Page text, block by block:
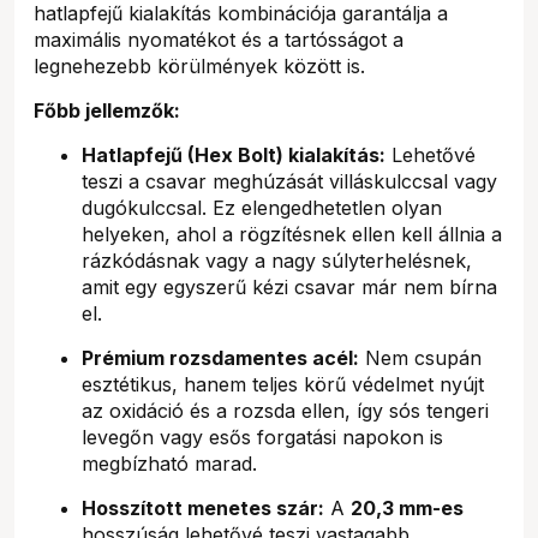
hatlapfejű kialakítás kombinációja garantálja a
maximális nyomatékot és a tartósságot a
legnehezebb körülmények között is.
Főbb jellemzők:
Hatlapfejű (Hex Bolt) kialakítás: Lehetővé
teszi a csavar meghúzását villáskulccsal vagy
dugókulccsal. Ez elengedhetetlen olyan
helyeken, ahol a rögzítésnek ellen kell állnia a
rázkódásnak vagy a nagy súlyterhelésnek,
amit egy egyszerű kézi csavar már nem bírna
el.
Prémium rozsdamentes acél: Nem csupán
esztétikus, hanem teljes körű védelmet nyújt
az oxidáció és a rozsda ellen, így sós tengeri
levegőn vagy esős forgatási napokon is
megbízható marad.
Hosszított menetes szár: A 20,3 mm-es